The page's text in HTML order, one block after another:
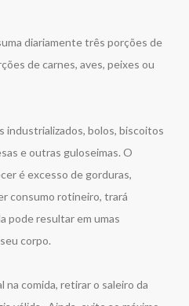
diariamente três porções de
de carnes, aves, peixes ou
industrializados, bolos, biscoitos
e outras guloseimas. O
é excesso de gorduras,
consumo rotineiro, trará
pode resultar em umas
corpo.
na comida, retirar o saleiro da